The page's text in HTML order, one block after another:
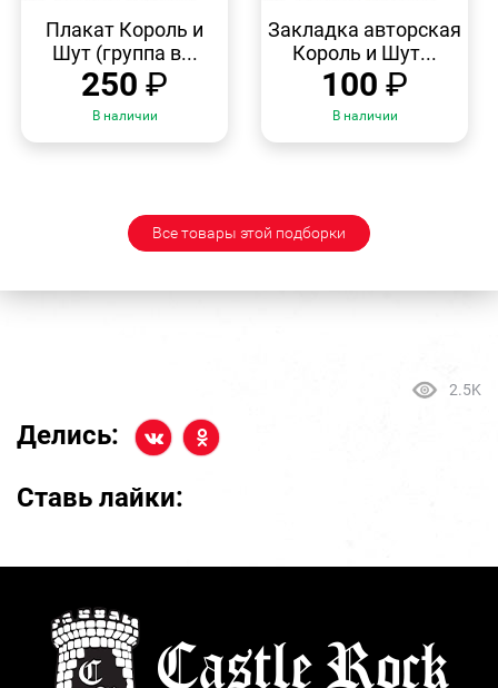
ПРОСМОТР
Плакат Король и
Шут (группа в...
250 ₽
В наличии
ПРОСМОТР
Закладка авторская
Король и Шут...
100 ₽
В наличии
Все товары этой подборки
2.5K
Делись:
Ставь лайки: